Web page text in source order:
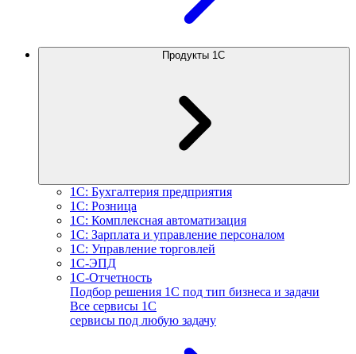
Продукты 1С
1С: Бухгалтерия предприятия
1С: Розница
1С: Комплексная автоматизация
1С: Зарплата и управление персоналом
1С: Управление торговлей
1С-ЭПД
1С-Отчетность
Подбор решения 1С под тип бизнеса и задачи
Все сервисы 1С
сервисы под любую задачу